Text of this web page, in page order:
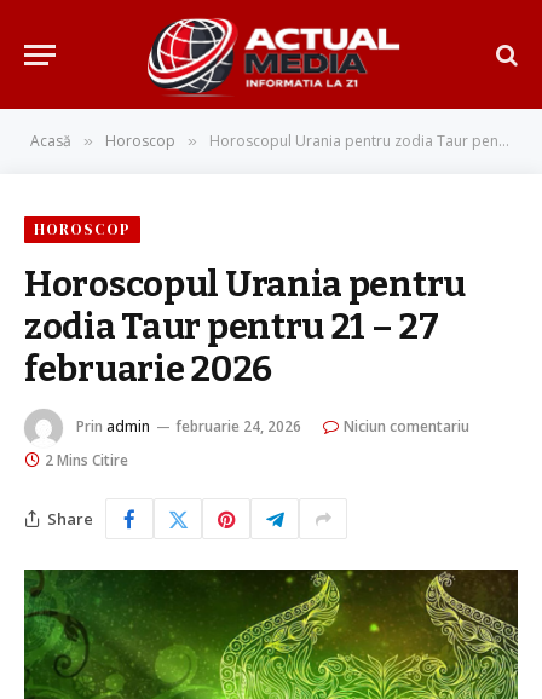
Acasă » Horoscop » Horoscopul Urania pentru zodia Taur pentru 21 – 27 februarie 2026
HOROSCOP
Horoscopul Urania pentru
zodia Taur pentru 21 – 27
februarie 2026
Prin admin februarie 24, 2026
Niciun comentariu
2 Mins Citire
Share